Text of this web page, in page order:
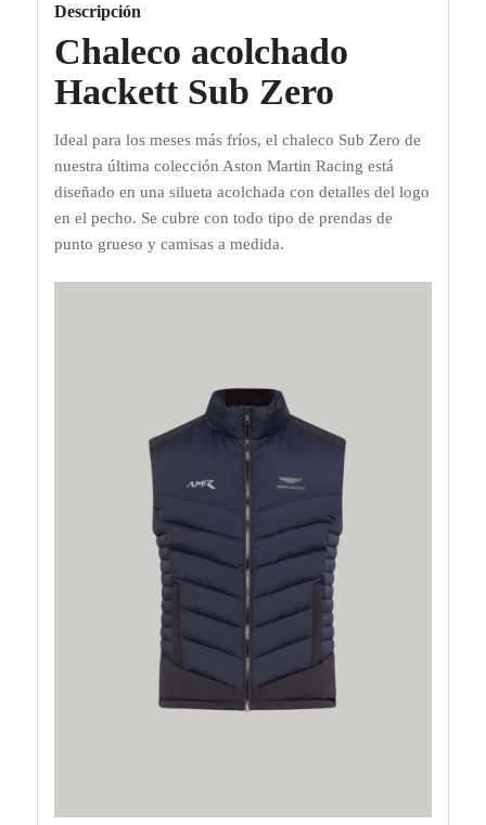
Descripción
Chaleco acolchado
Hackett Sub Zero
Ideal para los meses más fríos, el chaleco Sub Zero de
nuestra última colección Aston Martin Racing está
diseñado en una silueta acolchada con detalles del logo
en el pecho. Se cubre con todo tipo de prendas de
punto grueso y camisas a medida.